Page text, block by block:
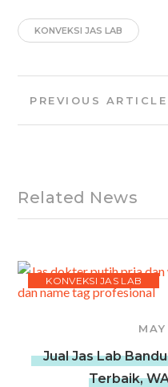
KONVEKSI JAS LAB
navigation
PREVIOUS ARTICLE
Related News
KONVEKSI JAS LAB
Jual Jas Lab
Terbaik,